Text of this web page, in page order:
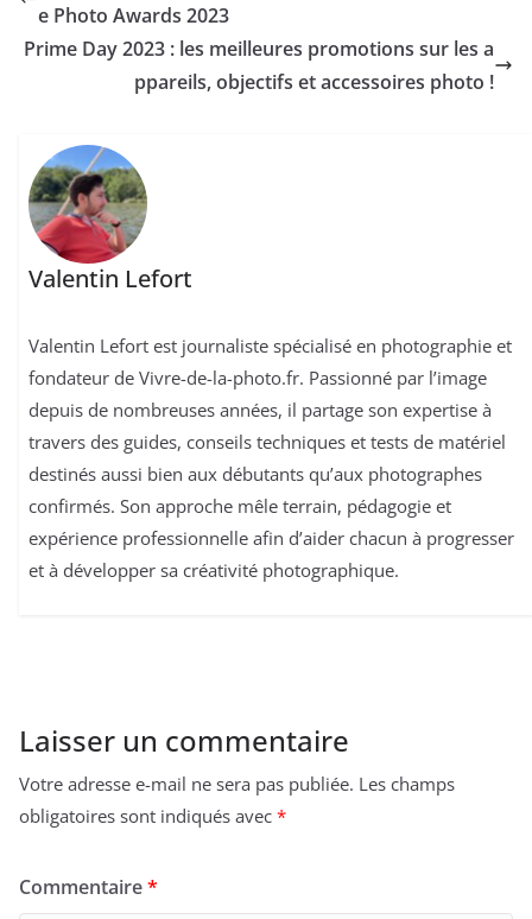
e Photo Awards 2023
​​Prime Day 2023 : les meilleures promotions sur les a
ppareils, objectifs et accessoires photo !
Valentin Lefort
Valentin Lefort est journaliste spécialisé en photographie et
fondateur de Vivre-de-la-photo.fr. Passionné par l’image
depuis de nombreuses années, il partage son expertise à
travers des guides, conseils techniques et tests de matériel
destinés aussi bien aux débutants qu’aux photographes
confirmés. Son approche mêle terrain, pédagogie et
expérience professionnelle afin d’aider chacun à progresser
et à développer sa créativité photographique.
Laisser un commentaire
Votre adresse e-mail ne sera pas publiée. Les champs
obligatoires sont indiqués avec *
Commentaire*